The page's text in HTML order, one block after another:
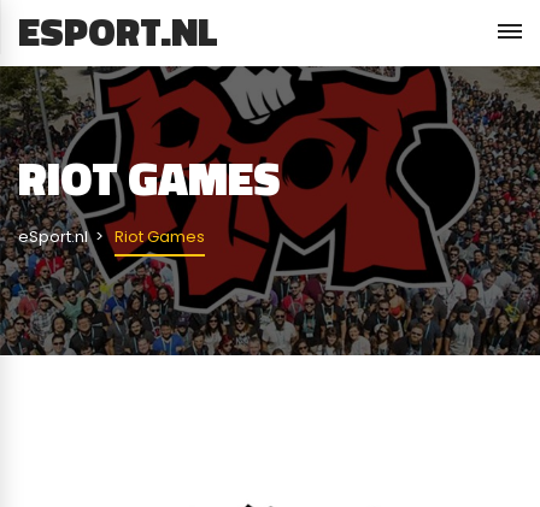
ESPORT.NL
RIOT GAMES
eSport.nl Riot Games